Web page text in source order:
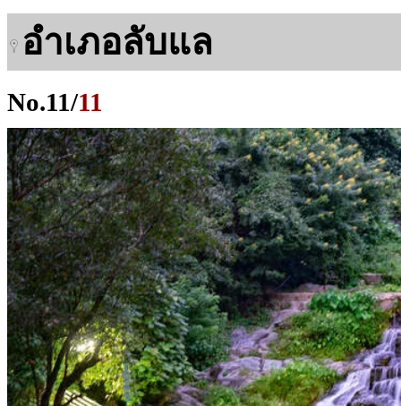
อำเภอลับแล
No.11/11